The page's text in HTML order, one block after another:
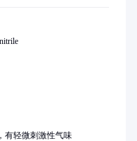
有轻微刺激性气味